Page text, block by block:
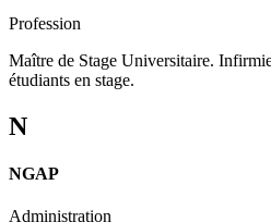
Profession
Maître de Stage Universitaire.
étudiants en stage.
N
NGAP
Administration